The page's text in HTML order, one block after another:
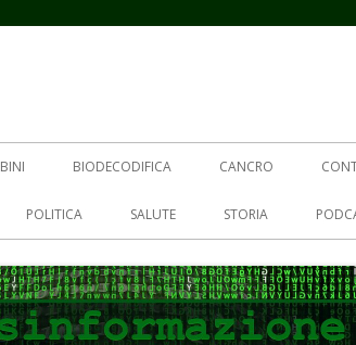
BIODECODIFICA CANCRO
POLITICA SALUTE STORIA